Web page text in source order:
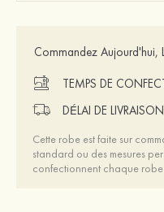
Commandez Aujourd'hui,
TEMPS DE
DÉLAI DE
Cette robe est faite sur
standard ou des mesures
confectionnent chaque